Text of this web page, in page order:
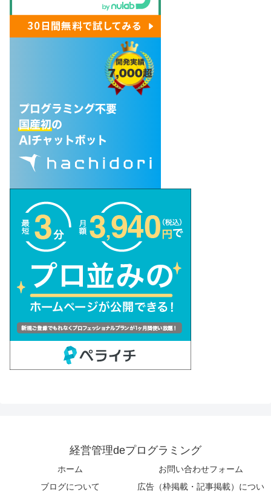
経営管理deプログラミング
ホーム
お問い合わせフォーム
ブログについて
広告（枠掲載・記事掲載）につい